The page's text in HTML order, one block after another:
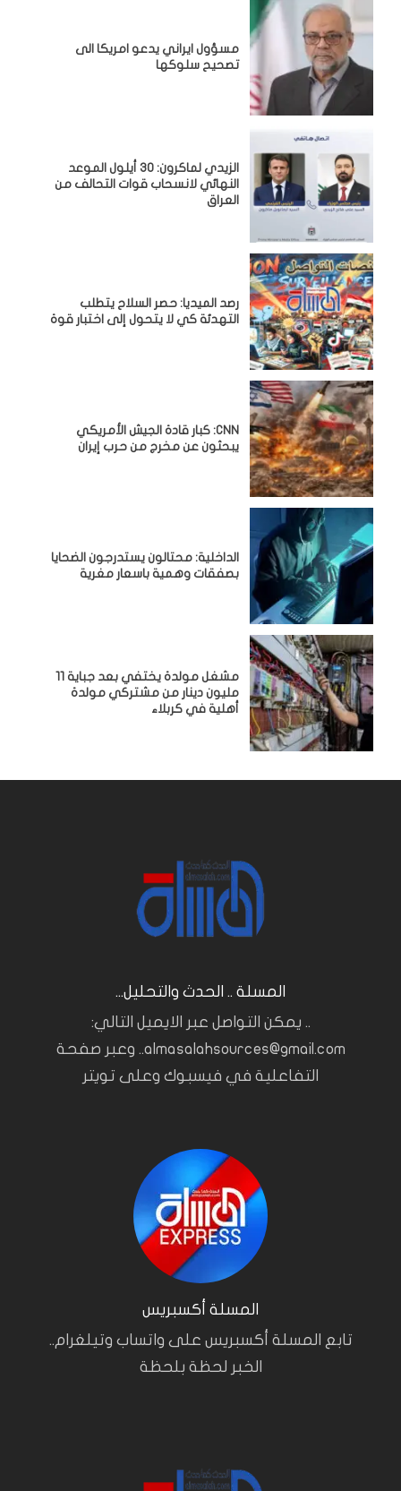
مسؤول ايراني يدعو امريكا الى
تصحيح سلوكها
الزيدي لماكرون: 30 أيلول الموعد
النهائي لانسحاب قوات التحالف من
العراق
رصد الميديا: حصر السلاح يتطلب
التهدئة كي لا يتحول إلى اختبار قوة
CNN: كبار قادة الجيش الأمريكي
يبحثون عن مخرج من حرب إيران
الداخلية: محتالون يستدرجون الضحايا
بصفقات وهمية باسعار مغرية
مشغل مولدة يختفي بعد جباية 11
مليون دينار من مشتركي مولدة
أهلية في كربلاء
المسلة .. الحدث والتحليل...
.. يمكن التواصل عبر الايميل التالي:
almasalahsources@gmail.com.. وعبر صفحة
التفاعلية في فيسبوك وعلى تويتر
المسلة أكسبريس
تابع المسلة أكسبريس على واتساب وتيلغرام..
الخبر لحظة بلحظة